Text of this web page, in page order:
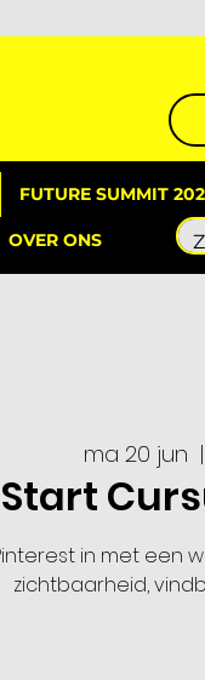
FUTURE SUMMIT
OVER ONS
ma 20 jun
  |
Start
in met een
zichtbaarheid,